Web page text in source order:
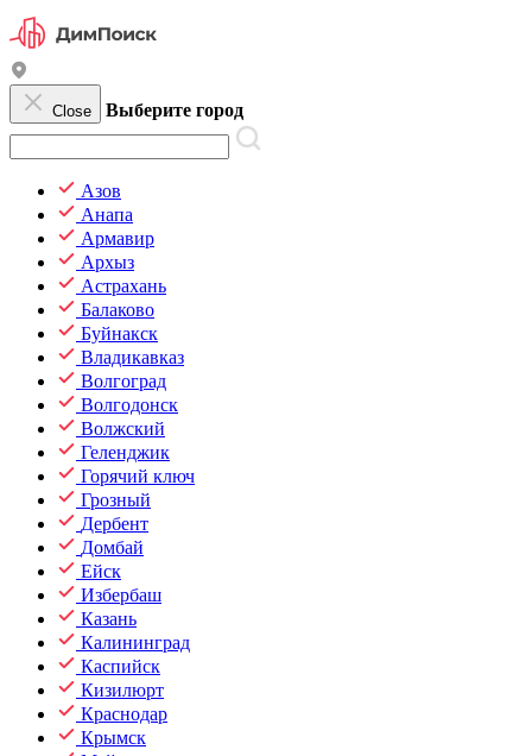
Close Выберите город
Азов
Анапа
Армавир
Архыз
Астрахань
Балаково
Буйнакск
Владикавказ
Волгоград
Волгодонск
Волжский
Геленджик
Горячий ключ
Грозный
Дербент
Домбай
Ейск
Избербаш
Казань
Калининград
Каспийск
Кизилюрт
Краснодар
Крымск